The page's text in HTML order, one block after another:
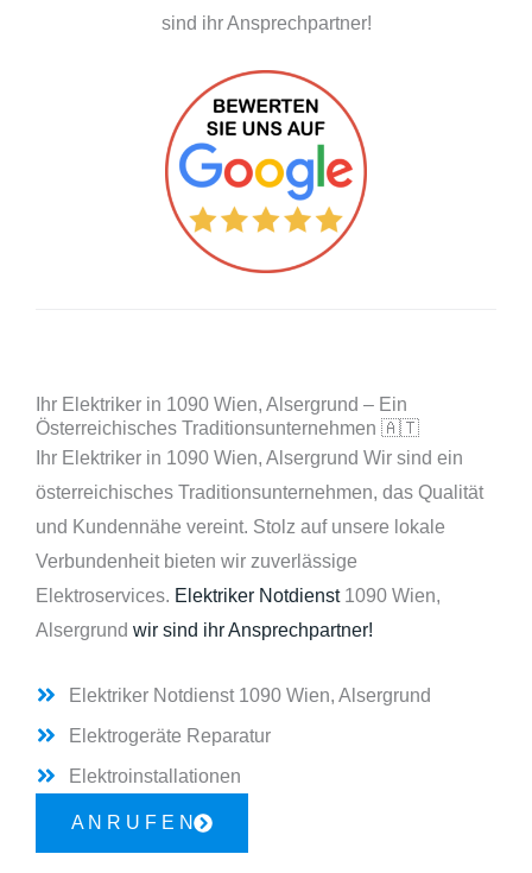
sind ihr Ansprechpartner!
Ihr Elektriker in 1090 Wien, Alsergrund – Ein
Österreichisches Traditionsunternehmen 🇦🇹
Ihr Elektriker in 1090 Wien, Alsergrund Wir sind ein
österreichisches Traditionsunternehmen, das Qualität
und Kundennähe vereint. Stolz auf unsere lokale
Verbundenheit bieten wir zuverlässige
Elektroservices. Elektriker Notdienst 1090 Wien,
Alsergrund wir sind ihr Ansprechpartner!
Elektriker Notdienst 1090 Wien, Alsergrund
Elektrogeräte Reparatur
Elektroinstallationen
A N R U F E N